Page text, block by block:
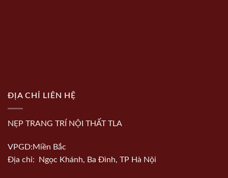
ĐỊA CHỈ LIÊN HỆ
NẸP TRANG TRÍ NỘI THẤT TLA
VPGD:Miền Bắc
Địa chỉ: Ngọc Khánh, Ba Đình, TP Hà Nội